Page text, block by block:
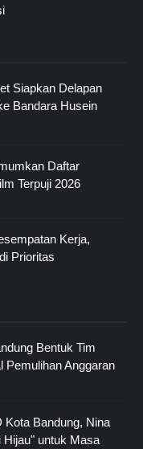
Siapkan Delapan
Bandara Husein
Daftar
Terpuji 2026
Kerja,
Prioritas
Bentuk Tim
Pemulihan Anggaran
Kota Bandung, Nina
Hijau" untuk Masa